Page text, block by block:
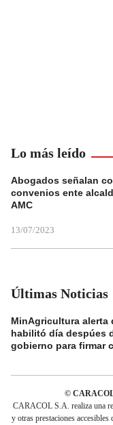
Lo más leído
Abogados señalan
convenios ente
AMC
13/07/2023
Últimas Noticias
MinAgricultura alerta
habilitó día despúes
gobierno para firmar
© CARACOL
CARACOL S.A. realiza una
y otras prestaciones accesibles